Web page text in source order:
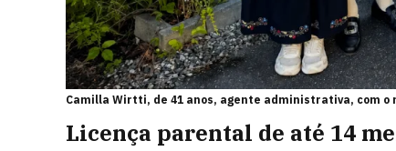
Camilla Wirtti, de 41 anos, agente administrativa, com o
Licença parental de até 14